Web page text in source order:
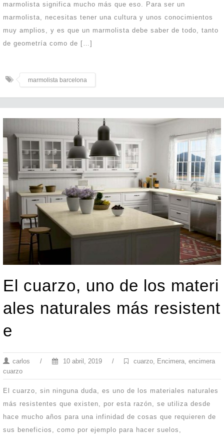
marmolista significa mucho más que eso. Para ser un
marmolista, necesitas tener una cultura y unos conocimientos
muy amplios, y es que un marmolista debe saber de todo, tanto
de geometría como de […]
marmolista barcelona
El cuarzo, uno de los materi
ales naturales más resistent
e
carlos / 10 abril, 2019 / cuarzo Encimera encimera
cuarzo
El cuarzo, sin ninguna duda, es uno de los materiales naturales
más resistentes que existen, por esta razón, se utiliza desde
hace mucho años para una infinidad de cosas que requieren de
sus beneficios, como por ejemplo para hacer suelos,